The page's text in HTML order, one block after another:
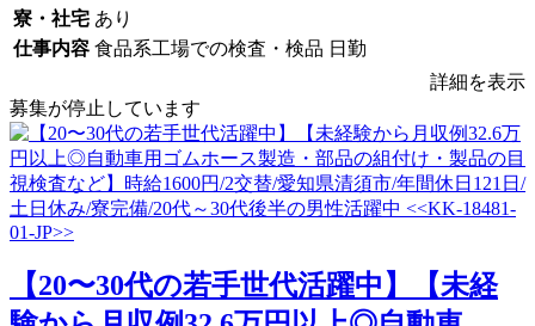
寮・社宅 あり
仕事内容 食品系工場での検査・検品 日勤
詳細を表示
募集が停止しています
【20〜30代の若手世代活躍中】【未経